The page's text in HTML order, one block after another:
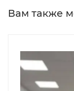
Вам также